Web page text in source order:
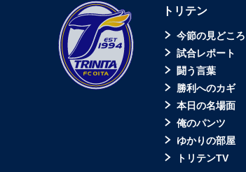
トリテン
今節の見どころ
試合レポート
闘う言葉
勝利へのカギ
本日の名場面
俺のパンツ
ゆかりの部屋
トリテンTV